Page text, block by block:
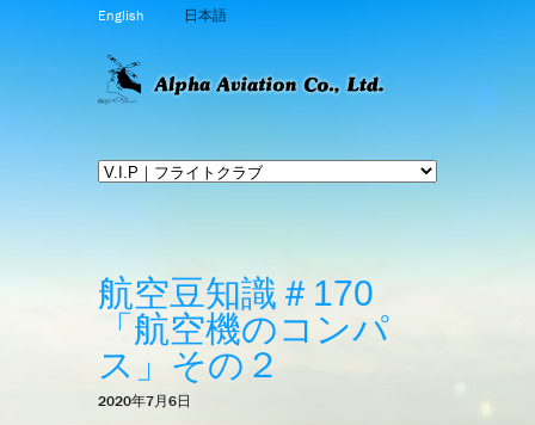
English 日本語
航空豆知識＃170
「航空機のコンパ
ス」その２
2020年7月6日